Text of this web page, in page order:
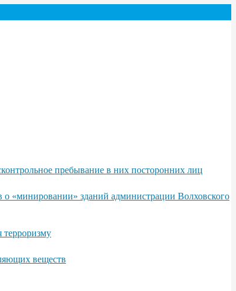
пребывание в них посторонних лиц
о «минировании» зданий администрации Волховского
веществ